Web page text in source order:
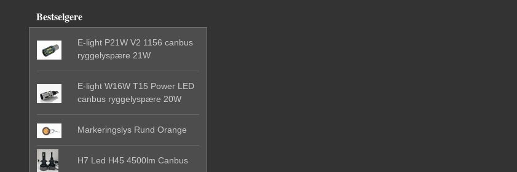
Bestselgere
E-light P21W V2 1156 canbus
ryggelyspære 21W
E-light W16W T15 Power LED
canbus ryggelyspære 20W
Markeringslys Rund Orange
H7 Led H45 4500lm Canbus